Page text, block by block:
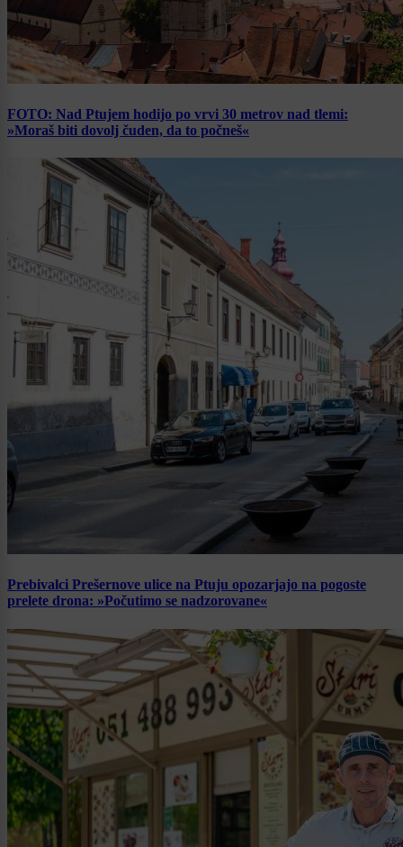
FOTO: Nad Ptujem hodijo po vrvi 30 metrov nad tlemi:
»Moraš biti dovolj čuden, da to počneš«
Prebivalci Prešernove ulice na Ptuju opozarjajo na pogoste
prelete drona: »Počutimo se nadzorovane«